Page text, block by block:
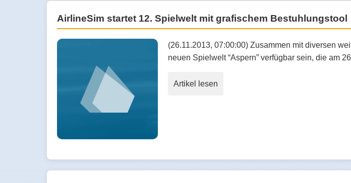
AirlineSim startet 12. Spielwelt mit grafischem Bestuhlungstool
(26.11.2013, 07:00:00) Zusammen mit diversen
neuen Spielwelt “Aspern” verfügbar sein, die am
Artikel lesen